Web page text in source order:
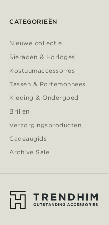
CATEGORIEËN
Nieuwe collectie
Sieraden & Horloges
Kostuumaccessoires
Tassen & Portemonnees
Kleding & Ondergoed
Brillen
Verzorgingsproducten
Cadeaugids
Archive Sale